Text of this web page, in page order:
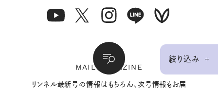
MAIL MAGAZINE
リンネル最新号の情報はもちろん、次号情報もお届
絞り込み